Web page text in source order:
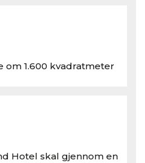
om 1.600 kvadratmeter
Hotel skal gjennom en